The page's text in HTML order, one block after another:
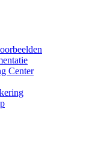
Center